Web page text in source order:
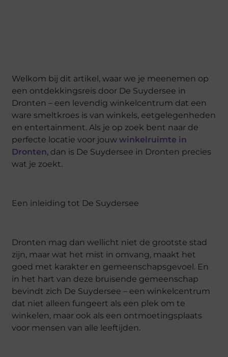
Welkom bij dit artikel, waar we je meenemen op
een ontdekkingsreis door De Suydersee in
Dronten – een levendig winkelcentrum dat een
ware smeltkroes is van winkels, eetgelegenheden
en entertainment. Als je op zoek bent naar de
perfecte locatie voor jouwwinkelruimte in
Dronten, dan is De Suydersee in Dronten precies
wat je zoekt.
Een inleiding tot De Suydersee
Dronten mag dan wellicht niet de grootste stad
zijn, maar wat het mist in omvang, maakt het
goed met karakter en gemeenschapsgevoel. En
in het hart van deze bruisende gemeenschap
bevindt zich De Suydersee – een winkelcentrum
dat niet alleen fungeert als een plek om te
winkelen, maar ook als een ontmoetingsplaats
voor mensen van alle leeftijden.